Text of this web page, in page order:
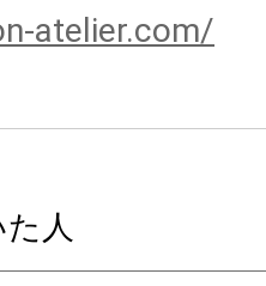
atelier.com/
人